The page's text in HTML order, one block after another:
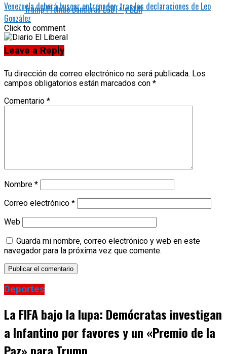
Venezuela deberá buscar entrenador, tras las declaraciones de Leo
González
Trump Prohíbe Banderas LGBT+ y BLM
Click to comment
Leave a Reply
Tu dirección de correo electrónico no será publicada. Los
campos obligatorios están marcados con *
Comentario *
Nombre *
Correo electrónico *
Web
Guarda mi nombre, correo electrónico y web en este
navegador para la próxima vez que comente.
Deportes
La FIFA bajo la lupa: Demócratas investigan
a Infantino por favores y un «Premio de la